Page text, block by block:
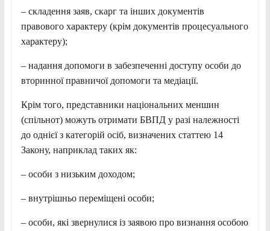
– складення заяв, скарг та інших документів
правового характеру (крім документів процесуального
характеру);
– надання допомоги в забезпеченні доступу особи до
вторинної правничої допомоги та медіації.
Крім того, представники національних меншин
(спільнот) можуть отримати БВПД у разі належності
до однієї з категорій осіб, визначених статтею 14
Закону, наприклад таких як:
– особи з низьким доходом;
– внутрішньо переміщені особи;
– особи, які звернулися із заявою про визнання особою